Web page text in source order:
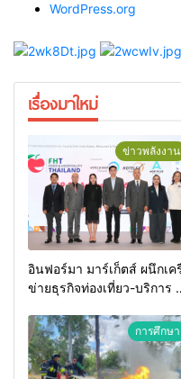
WordPress.org
เรื่องมาใหม่
ข่าวพลังงาน
อินฟอร์มา มาร์เก็ตส์ ผนึกเค
ข่ายธุรกิจท่องเที่ยว-บริการ จั
2026 เชื่อม 4 งานใหญ่ สร้
โอกาสธุรกิจครบวงจร ด้วย
ครับ
การศึกษา